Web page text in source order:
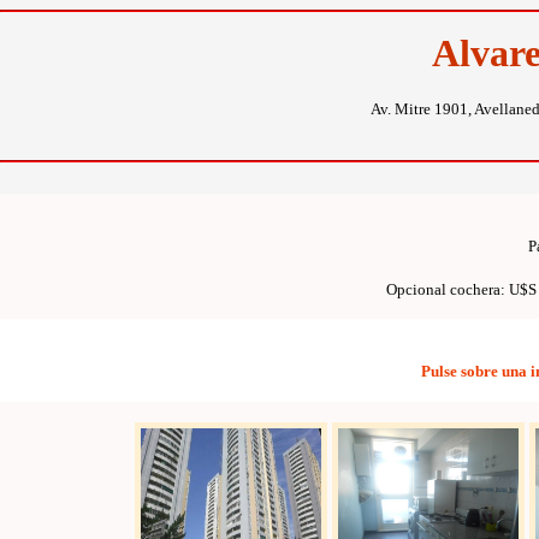
Av. Mitre 1901,
Opcional cochera:
Pulse sobre una